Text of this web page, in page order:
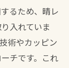
るため、晴レ
入れていま
術やカッピン
チです。これ